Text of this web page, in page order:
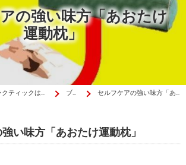
の強い味方「あおたけ
運動枕」
高松市のカイロプラクティックはか・から～ず施術院 ブログ セルフケアの強い味方「あおたけ運動枕」
い味方「あおたけ運動枕」